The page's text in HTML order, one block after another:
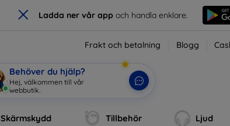
× Ladda ner vår app och handla enklare.
Frakt och betalning Blogg
Behöver du hjälp?
Ja|
Skärmskydd Tillbehör Ljud